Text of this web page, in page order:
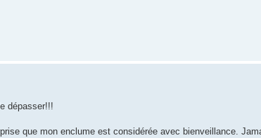
dépasser!!!
que mon enclume est considérée avec bienveillance.